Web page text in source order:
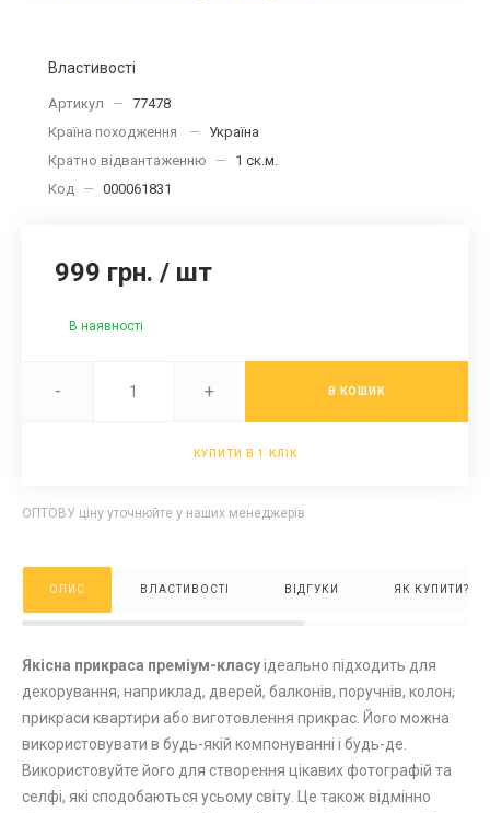
Властивості
Артикул — 77478
Країна походження
— Україна
Кратно відвантаженню
— 1 ск.м.
Код — 000061831
999 грн. / шт
В наявності
- + В КОШИК
КУПИТИ В 1 КЛІК
ОПТОВУ ціну уточнюйте у наших менеджерів
ОПИС ВЛАСТИВОСТІ ВІДГУКИ ЯК КУПИТИ?
Якісна прикраса преміум-класуідеально підходить для
декорування, наприклад, дверей, балконів, поручнів, колон,
прикраси квартири або виготовлення прикрас. Його можна
використовувати в будь-якій компонуванні і будь-де.
Використовуйте його для створення цікавих фотографій та
селфі, які сподобаються усьому світу. Це також відмінно